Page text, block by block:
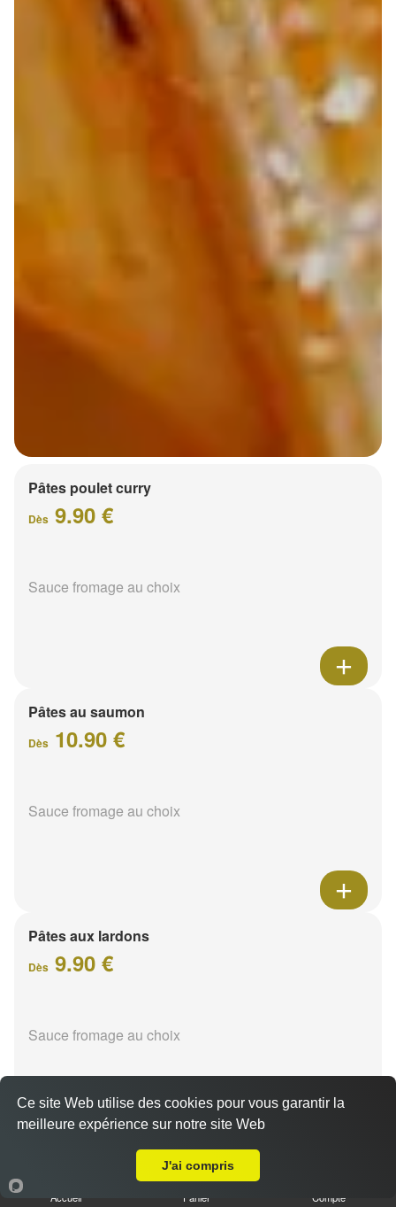
Pâtes poulet curry
Dès 9.90 €
Sauce fromage au choix
Pâtes au saumon
Dès 10.90 €
Sauce fromage au choix
Pâtes aux lardons
Dès 9.90 €
Sauce fromage au choix
Accueil Panier Compte
Ce site Web utilise des cookies pour vous garantir la
meilleure expérience sur notre site Web
J'ai compris